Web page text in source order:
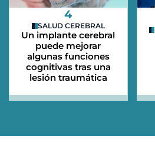
4
SALUD CEREBRAL
Un implante cerebral
puede mejorar
algunas funciones
cognitivas tras una
lesión traumática